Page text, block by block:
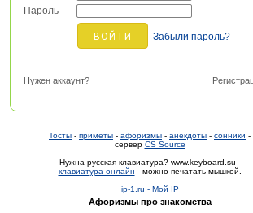
Пароль
Забыли пароль?
Нужен аккаунт?
Тосты - приметы - афоризмы - анекдоты - сонники -
сервер CS Source
Нужна русская клавиатура? www.keyboard.su -
клавиатура онлайн - можно печатать мышкой.
ip-1.ru - Мой IP
Афоризмы про знакомства